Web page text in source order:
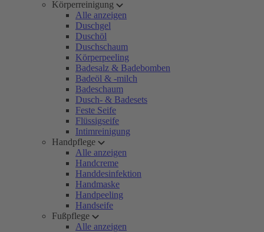
Körperreinigung
Alle anzeigen
Duschgel
Duschöl
Duschschaum
Körperpeeling
Badesalz & Badebomben
Badeöl & -milch
Badeschaum
Dusch- & Badesets
Feste Seife
Flüssigseife
Intimreinigung
Handpflege
Alle anzeigen
Handcreme
Handdesinfektion
Handmaske
Handpeeling
Handseife
Fußpflege
Alle anzeigen